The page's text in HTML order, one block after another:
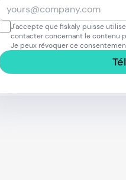
J'accepte que fiskaly puisse
contacter concernant le contenu
Je peux révoquer ce